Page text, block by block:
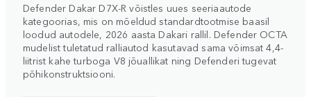
Defender Dakar D7X-R võistles uues seeriaautode
kategoorias, mis on mõeldud standardtootmise baasil
loodud autodele, 2026 aasta Dakari rallil. Defender OCTA
mudelist tuletatud ralliautod kasutavad sama võimsat 4,4-
liitrist kahe turboga V8 jõuallikat ning Defenderi tugevat
põhikonstruktsiooni.